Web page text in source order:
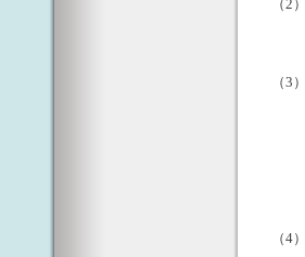
（2）
（3）
（4）